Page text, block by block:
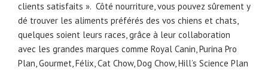
clients satisfaits ». Côté nourriture, vous pouvez sûrement y
dé trouver les aliments préférés des vos chiens et chats,
quelques soient leurs races, grâce à leur collaboration
avec les grandes marques comme Royal Canin, Purina Pro
Plan, Gourmet, Félix, Cat Chow, Dog Chow, Hill’s Science Plan